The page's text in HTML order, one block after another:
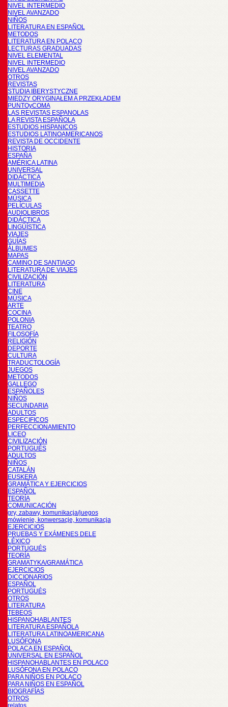
NIVEL INTERMEDIO
NIVEL AVANZADO
NIÑOS
LITERATURA EN ESPAÑOL
METODOS
LITERATURA EN POLACO
LECTURAS GRADUADAS
NIVEL ELEMENTAL
NIVEL INTERMEDIO
NIVEL AVANZADO
OTROS
REVISTAS
STUDIA IBERYSTYCZNE
MIĘDZY ORYGINAŁEM A PRZEKŁADEM
PUNTOyCOMA
LAS REVISTAS ESPANOLAS
LA REVISTA ESPAÑOLA
ESTUDIOS HISPANICOS
ESTUDIOS LATINOAMERICANOS
REVISTA DE OCCIDENTE
HISTORIA
ESPAÑA
AMÉRICA LATINA
UNIVERSAL
DIDÁCTICA
MULTIMEDIA
CASSETTE
MÚSICA
PELÍCULAS
AUDIOLIBROS
DIDÁCTICA
LINGÜÍSTICA
VIAJES
GUÍAS
ÁLBUMES
MAPAS
CAMINO DE SANTIAGO
LITERATURA DE VIAJES
CIVILIZACIÓN
LITERATURA
CINE
MÚSICA
ARTE
COCINA
POLONIA
TEATRO
FILOSOFÍA
RELIGIÓN
DEPORTE
CULTURA
TRADUCTOLOGÍA
JUEGOS
METODOS
GALLEGO
ESPAÑOLES
NIÑOS
SECUNDARIA
ADULTOS
ESPECIFICOS
PERFECCIONAMIENTO
LICEO
CIVILIZACIÓN
PORTUGUÉS
ADULTOS
NIÑOS
CATALÁN
EUSKERA
GRAMÁTICA Y EJERCICIOS
ESPAÑOL
TEORÍA
COMUNICACIÓN
gry, zabawy, komunikacja/juegos
mówienie, konwersacje, komunikacja
EJERCICIOS
PRUEBAS Y EXÁMENES DELE
LÉXICO
PORTUGUÉS
TEORÍA
GRAMATYKA/GRAMÁTICA
EJERCICIOS
DICCIONARIOS
ESPAÑOL
PORTUGUÉS
OTROS
LITERATURA
TEBEOS
HISPANOHABLANTES
LITERATURA ESPAÑOLA
LITERATURA LATINOAMERICANA
LUSÓFONA
POLACA EN ESPAÑOL
UNIVERSAL EN ESPAÑOL
HISPANOHABLANTES EN POLACO
LUSÓFONA EN POLACO
PARA NIÑOS EN POLACO
PARA NIÑOS EN ESPAÑOL
BIOGRAFÍAS
OTROS
relatos